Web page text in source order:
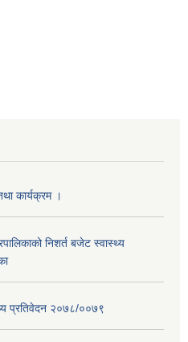
कार्यक्रम ।
निशर्त बजेट स्वास्थ्य
प्रतिवेदन २०७८/००७९